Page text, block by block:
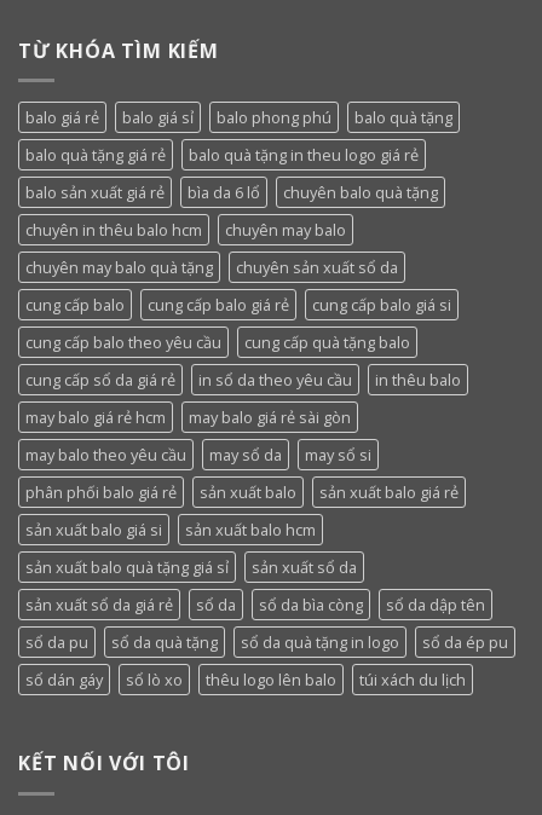
TỪ KHÓA TÌM KIẾM
balo giá rẻ balo giá sỉ balo phong phú
balo quà tặng
balo quà tặng giá rẻ
balo quà tặng in theu logo giá rẻ
balo sản xuất giá rẻ
bìa da 6 lổ
chuyên balo quà tặng
chuyên in thêu balo hcm
chuyên may balo
chuyên may balo quà tặng
chuyên sản xuất sổ da
cung cấp balo
cung cấp balo giá rẻ
cung cấp balo giá si
cung cấp balo theo yêu cầu
cung cấp quà tặng balo
cung cấp sổ da giá rẻ
in sổ da theo yêu cầu
in thêu balo
may balo giá rẻ hcm
may balo giá rẻ sài gòn
may balo theo yêu cầu
may sổ da
may sổ si
phân phối balo giá rẻ
sản xuất balo
sản xuất balo giá rẻ
sản xuất balo giá si
sản xuất balo hcm
sản xuất balo quà tặng giá sỉ
sản xuất sổ da
sản xuất sổ da giá rẻ
sổ da sổ da bìa còng
sổ da dập tên
sổ da pu
sổ da quà tặng sổ da quà tặng in logo
sổ da ép pu
sổ dán gáy
sổ lò xo thêu logo lên balo túi xách du lịch
KẾT NỐI VỚI TÔI